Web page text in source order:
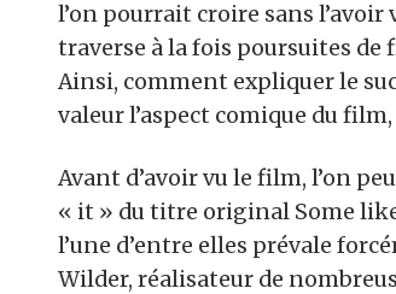
l’on pourrait croire sans l’avoir
traverse à la fois poursuites de
Ainsi, comment expliquer le
valeur l’aspect comique du
Avant d’avoir vu le film, l’on
« it » du titre original Some
l’une d’entre elles prévale
Wilder, réalisateur de